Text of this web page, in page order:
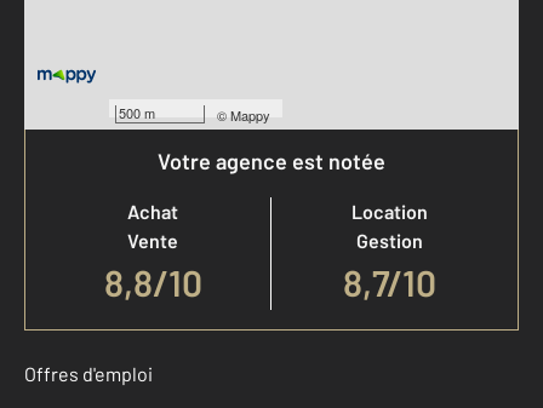
500 m ©Mappy
Votre agence est notée
Achat
Vente
8,8/10
Location
Gestion
8,7/10
Offres d'emploi